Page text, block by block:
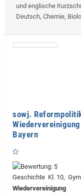
und englische
Deutsch, Chemie,
sowj.
Bayern
Geschichte Kl. 10,
Wiedervereinigung